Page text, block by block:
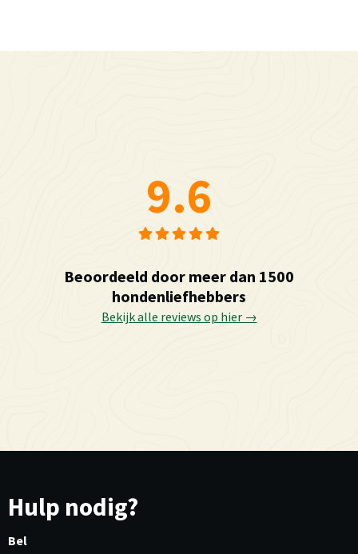
9.6
Beoordeeld door meer dan 1500
hondenliefhebbers
Bekijk alle reviews op hier →
Hulp nodig?
Bel